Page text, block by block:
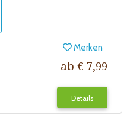
Merken
ab € 7,99
Details